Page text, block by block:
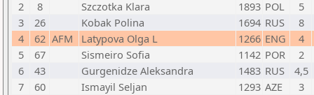
2
8 Szczotka Klara 1893 POL
5
3
26 Kobak Polina 1694 RUS
8
4
62 AFM Latypova Olga L 1266 ENG
4
5
67 Sismeiro Sofia 1142 POR
2
6
43 Gurgenidze Aleksandra 1483 RUS
4,5
7
60 Ismayil Seljan 1293 AZE
3